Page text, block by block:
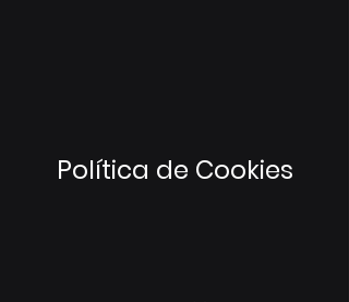
Política de Cookies